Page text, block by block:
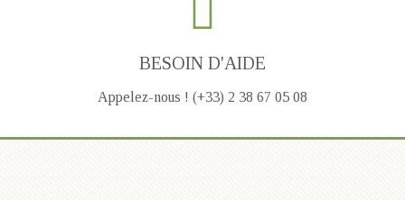
BESOIN D'AIDE
Appelez-nous ! (+33) 2 38 67 05 08